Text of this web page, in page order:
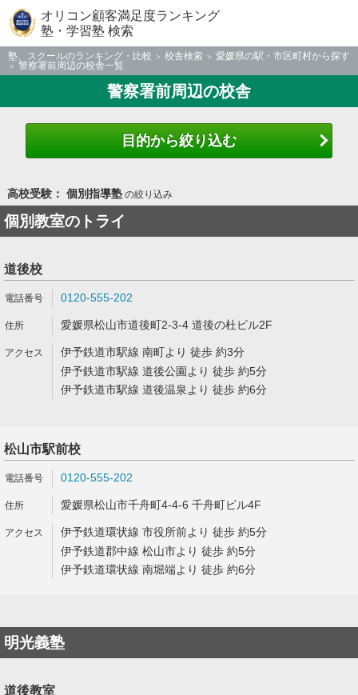
オリコン顧客満足度ランキング
塾・学習塾 検索
塾、スクールのランキング・比較 校舎検索
愛媛県の駅・市区町村から探す
警察署前周辺の校舎一覧
警察署前周辺の校舎
目的から絞り込む
高校受験： 個別指導塾の絞り込み
個別教室のトライ
道後校
0120-555-202
愛媛県松山市道後町2-3-4 道後の杜ビル2F
伊予鉄道市駅線 南町より 徒歩 約3分
伊予鉄道市駅線 道後公園より 徒歩 約5分
伊予鉄道市駅線 道後温泉より 徒歩 約6分
松山市駅前校
0120-555-202
愛媛県松山市千舟町4-4-6 千舟町ビル4F
伊予鉄道環状線 市役所前より 徒歩 約5分
伊予鉄道郡中線 松山市より 徒歩 約5分
伊予鉄道環状線 南堀端より 徒歩 約6分
明光義塾
道後教室